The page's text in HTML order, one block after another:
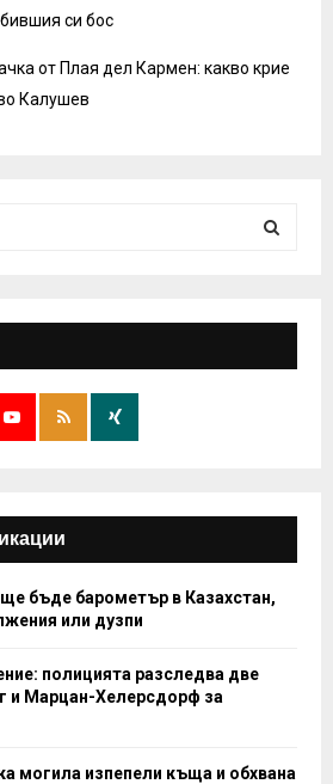
си бос
от Плая дел Кармен: какво крие
Калушев
E
A
H
бъде барометър в Казахстан,
или дузпи
полицията разследва две
и Марцан-Хелерсдорф за
могила изпепели къща и обхвана